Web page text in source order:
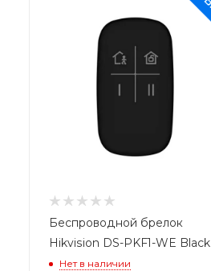
Беспроводной брелок
Hikvision DS-PKF1-WE Black
Нет в наличии